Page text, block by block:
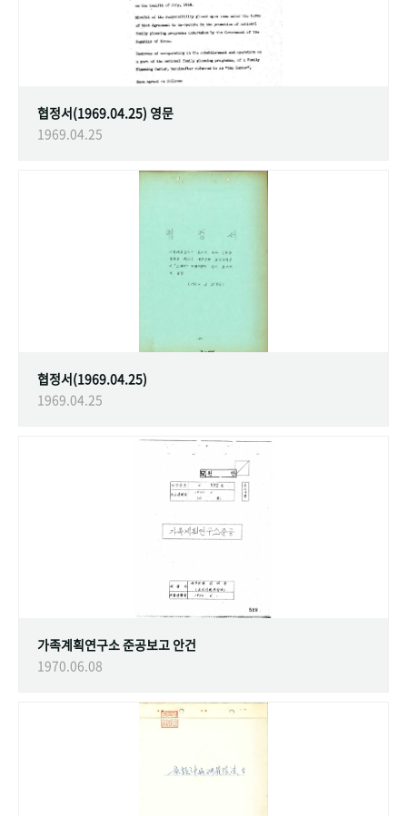
협정서(1969.04.25) 영문
1969.04.25
협정서(1969.04.25)
1969.04.25
가족계획연구소 준공보고 안건
1970.06.08